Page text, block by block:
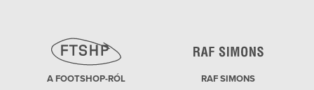
A FOOTSHOP-RÓL RAF SIMONS